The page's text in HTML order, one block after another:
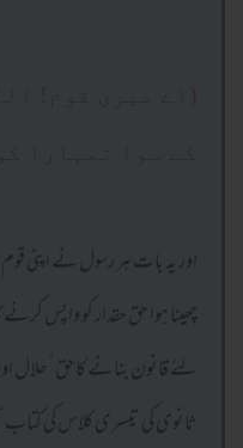
(اے میری قوم!
کے سوا تمہارا
اور یہ بات ہر رسول نے اپنی
چھینا ہوا حق حقدار کو واپس
لئے قانون بنانے کاحق‘ حلال
ثانوی کی تیسری کلاس کی